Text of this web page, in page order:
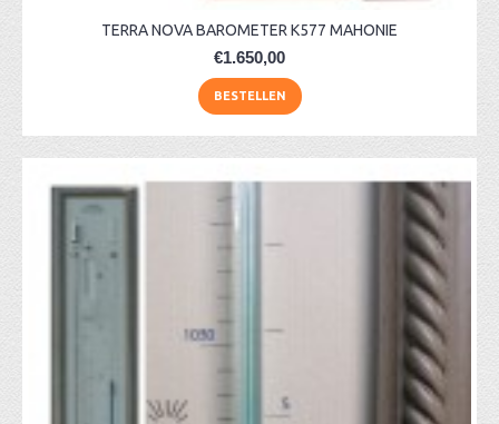
TERRA NOVA BAROMETER K577 MAHONIE
€1.650,00
BESTELLEN